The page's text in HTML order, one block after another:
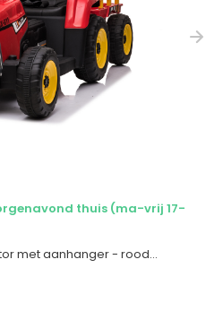
thuis (ma-vrij 17-
met aanhanger - rood...